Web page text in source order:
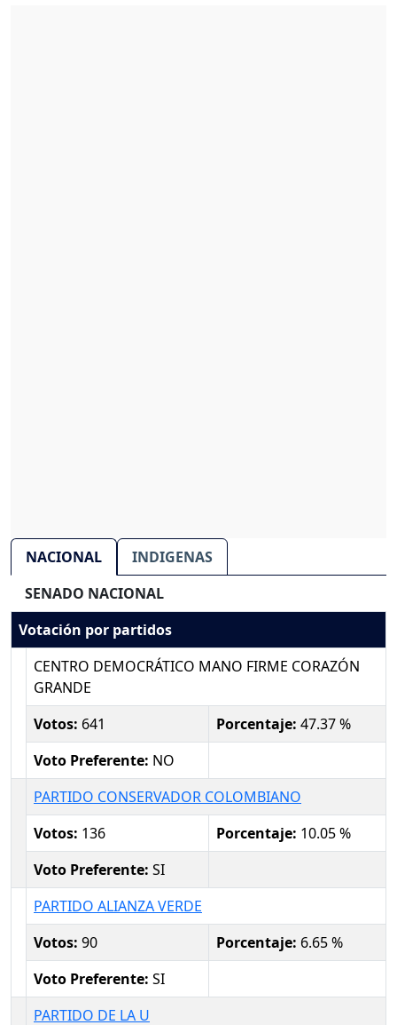
NACIONAL
INDIGENAS
SENADO NACIONAL
Votación por partidos
CENTRO DEMOCRÁTICO MANO FIRME CORAZÓN
GRANDE
Votos: 641 Porcentaje: 47.37 %
Voto Preferente: NO
PARTIDO CONSERVADOR COLOMBIANO
Votos: 136 Porcentaje: 10.05 %
Voto Preferente: SI
PARTIDO ALIANZA VERDE
Votos: 90 Porcentaje: 6.65 %
Voto Preferente: SI
PARTIDO DE LA U